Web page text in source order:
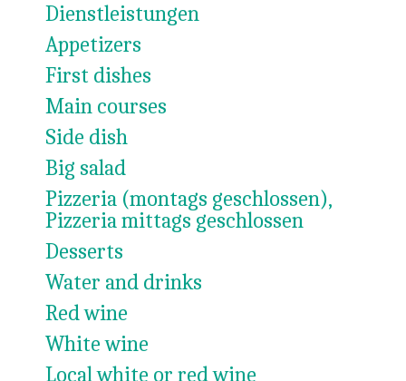
Dienstleistungen
Appetizers
First dishes
Main courses
Side dish
Big salad
Pizzeria (montags geschlossen),
Pizzeria mittags geschlossen
Desserts
Water and drinks
Red wine
White wine
Local white or red wine